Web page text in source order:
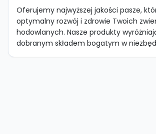
Oferujemy najwyższej jakości pasze,
optymalny rozwój i zdrowie Twoich
hodowlanych. Nasze produkty
dobranym składem bogatym w